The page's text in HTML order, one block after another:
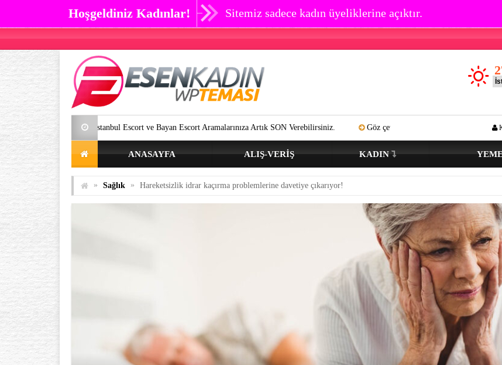
Hoşgeldiniz Kadınlar! Sitemiz sadece kadın üyeliklerine açıktır.
İstanbul Escort ve Bayan Escort Aramalarınıza Artık SON Verebilirsiniz. Göz çevresi kırışıklık oluşumu kaç yaşında başlar? Açık
ANASAYFA ALIŞ-VERIŞ KADIN
» Sağlık » Hareketsizlik idrar kaçırma problemlerine davetiye çıkarıyor!